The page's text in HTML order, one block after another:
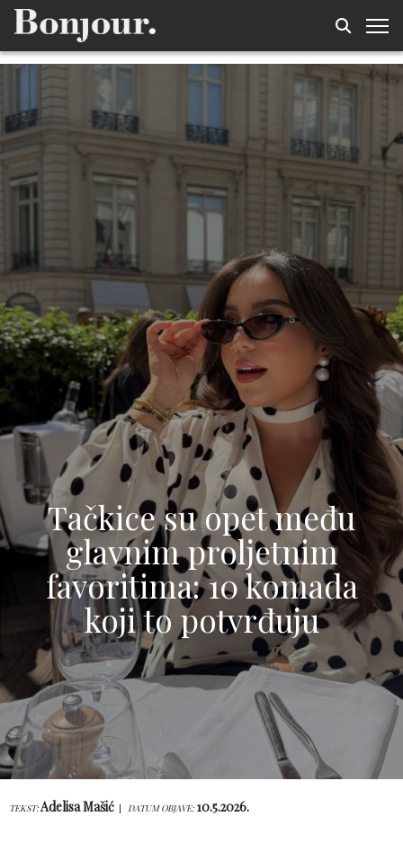
Tačkice su opet među
glavnim proljetnim
favoritima: 10 komada
koji to potvrđuju
TEKST:Adelisa Mašić DATUM OBJAVE: 10.5.2026.